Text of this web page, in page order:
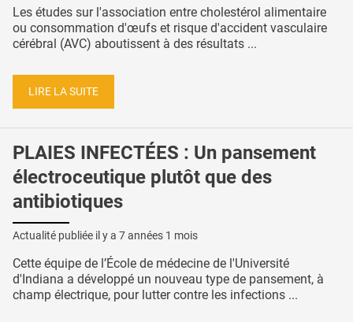
Les études sur l'association entre cholestérol alimentaire
ou consommation d'œufs et risque d'accident vasculaire
cérébral (AVC) aboutissent à des résultats ...
LIRE LA SUITE
PLAIES INFECTÉES : Un pansement
électroceutique plutôt que des
antibiotiques
Actualité publiée il y a 7 années 1 mois
Cette équipe de l’École de médecine de l'Université
d'Indiana a développé un nouveau type de pansement, à
champ électrique, pour lutter contre les infections ...